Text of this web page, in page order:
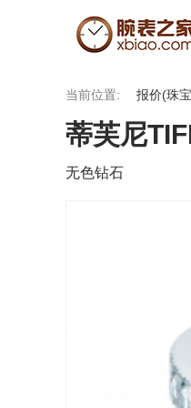
当前位置: 报价(珠
蒂芙尼
无色钻石